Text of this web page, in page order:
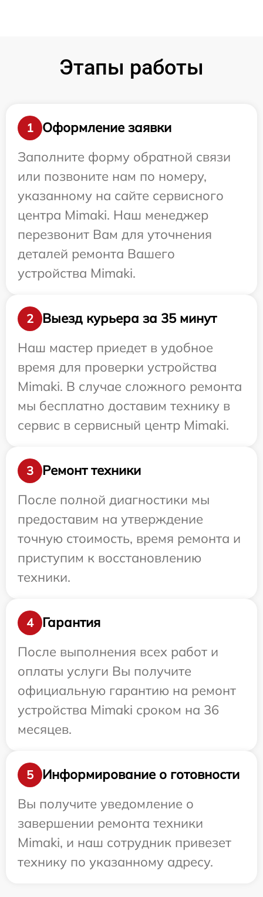
Этапы работы
1
Оформление заявки
Заполните форму обратной связи
или позвоните нам по номеру,
указанному на сайте сервисного
центра Mimaki. Наш менеджер
перезвонит Вам для уточнения
деталей ремонта Вашего
устройства Mimaki.
2
Выезд курьера за 35 минут
Наш мастер приедет в удобное
время для проверки устройства
Mimaki. В случае сложного ремонта
мы бесплатно доставим технику в
сервис в сервисный центр Mimaki.
3
Ремонт техники
После полной диагностики мы
предоставим на утверждение
точную стоимость, время ремонта и
приступим к восстановлению
техники.
4
Гарантия
После выполнения всех работ и
оплаты услуги Вы получите
официальную гарантию на ремонт
устройства Mimaki сроком на 36
месяцев.
5
Информирование о готовности
Вы получите уведомление о
завершении ремонта техники
Mimaki, и наш сотрудник привезет
технику по указанному адресу.